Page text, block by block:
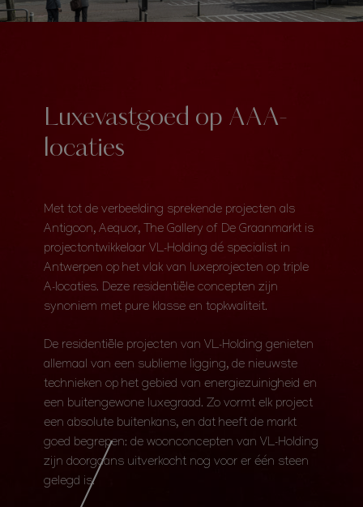
Luxevastgoed op AAA-
locaties
Met tot de verbeelding sprekende projecten als
Antigoon, Aequor, The Gallery of De Graanmarkt is
projectontwikkelaar VL-Holding dé specialist in
Antwerpen op het vlak van luxeprojecten op triple
A-locaties. Deze residentiële concepten zijn
synoniem met pure klasse en topkwaliteit.
De residentiële projecten van VL-Holding genieten
allemaal van een sublieme ligging, de nieuwste
technieken op het gebied van energiezuinigheid en
een buitengewone luxegraad. Zo vormt elk project
een absolute buitenkans, en dat heeft de markt
goed begrepen: de woonconcepten van VL-Holding
zijn doorgaans uitverkocht nog voor er één steen
gelegd is.